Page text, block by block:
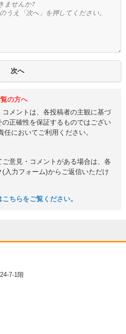
の方へ
メントは、各投稿者の主観に基づ
の正確性を保証するものではござい
任においてご利用ください。
意見・コメントがある場合は、各
入力フォーム)からご返信いただけ
ちらをご覧ください。
7-1階